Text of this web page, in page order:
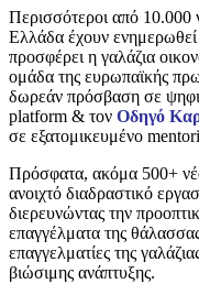
Περισσότεροι από 10.000
Ελλάδα έχουν ενημερωθεί
προσφέρει η γαλάζια
ομάδα της ευρωπαϊκής
δωρεάν πρόσβαση σε
platform & τον Οδηγό
σε εξατομικευμένο
Πρόσφατα, ακόμα 500+
ανοιχτό διαδραστικό
διερευνώντας την
επαγγέλματα της
επαγγελματίες της
βιώσιμης ανάπτυξης.